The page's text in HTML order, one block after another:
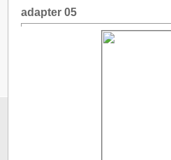
adapter 05